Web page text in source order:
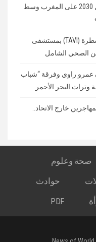
تقارير: إنفانتينو يعرض نهائي مونديال 2030 على المغرب وسط
نجاح أول زراعة صمام أورطي بالقسطرة (TAVI) بمستشفى
الصحي الشامل
عمرو راوي وفرقة “شباب
وتراث البحر الأحمر
خارج الاتحاد..
صحة وعلوم
حوادث
PDF